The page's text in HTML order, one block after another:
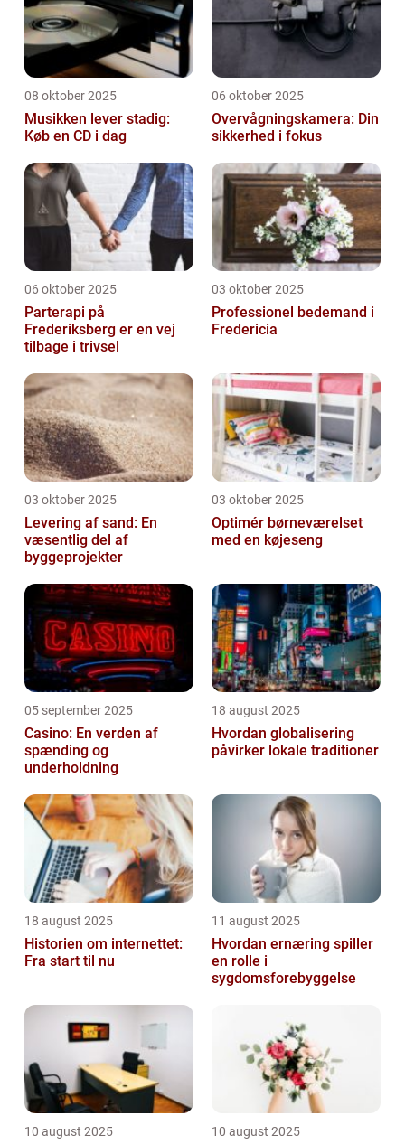
08 oktober 2025
Musikken lever stadig:
Køb en CD i dag
06 oktober 2025
Overvågningskamera: Din
sikkerhed i fokus
06 oktober 2025
Parterapi på
Frederiksberg er en vej
tilbage i trivsel
03 oktober 2025
Professionel bedemand i
Fredericia
03 oktober 2025
Levering af sand: En
væsentlig del af
byggeprojekter
03 oktober 2025
Optimér børneværelset
med en køjeseng
05 september 2025
Casino: En verden af
spænding og
underholdning
18 august 2025
Hvordan globalisering
påvirker lokale traditioner
18 august 2025
Historien om internettet:
Fra start til nu
11 august 2025
Hvordan ernæring spiller
en rolle i
sygdomsforebyggelse
10 august 2025 10 august 2025